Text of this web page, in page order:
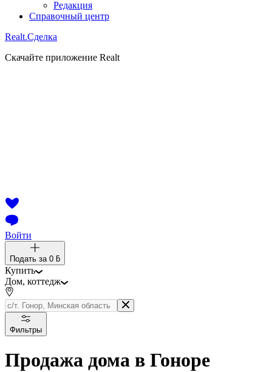
Редакция
Справочный центр
Realt.Сделка
Скачайте приложение Realt
Войти
Подать за 0 ƃ
Купить
Дом, коттедж
Фильтры
Продажа дома в Гоноре